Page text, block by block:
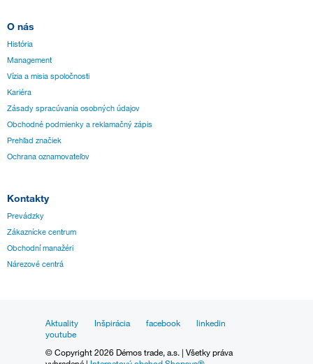
O nás
História
Management
Vízia a misia spoločnosti
Kariéra
Zásady spracúvania osobných údajov
Obchodné podmienky a reklamačný zápis
Prehľad značiek
Ochrana oznamovateľov
Kontakty
Prevádzky
Zákaznícke centrum
Obchodní manažéri
Nárezové centrá
Aktuality Inšpirácia facebook
linkedin
youtube
© Copyright 2026 Démos trade, a.s. | Všetky práva